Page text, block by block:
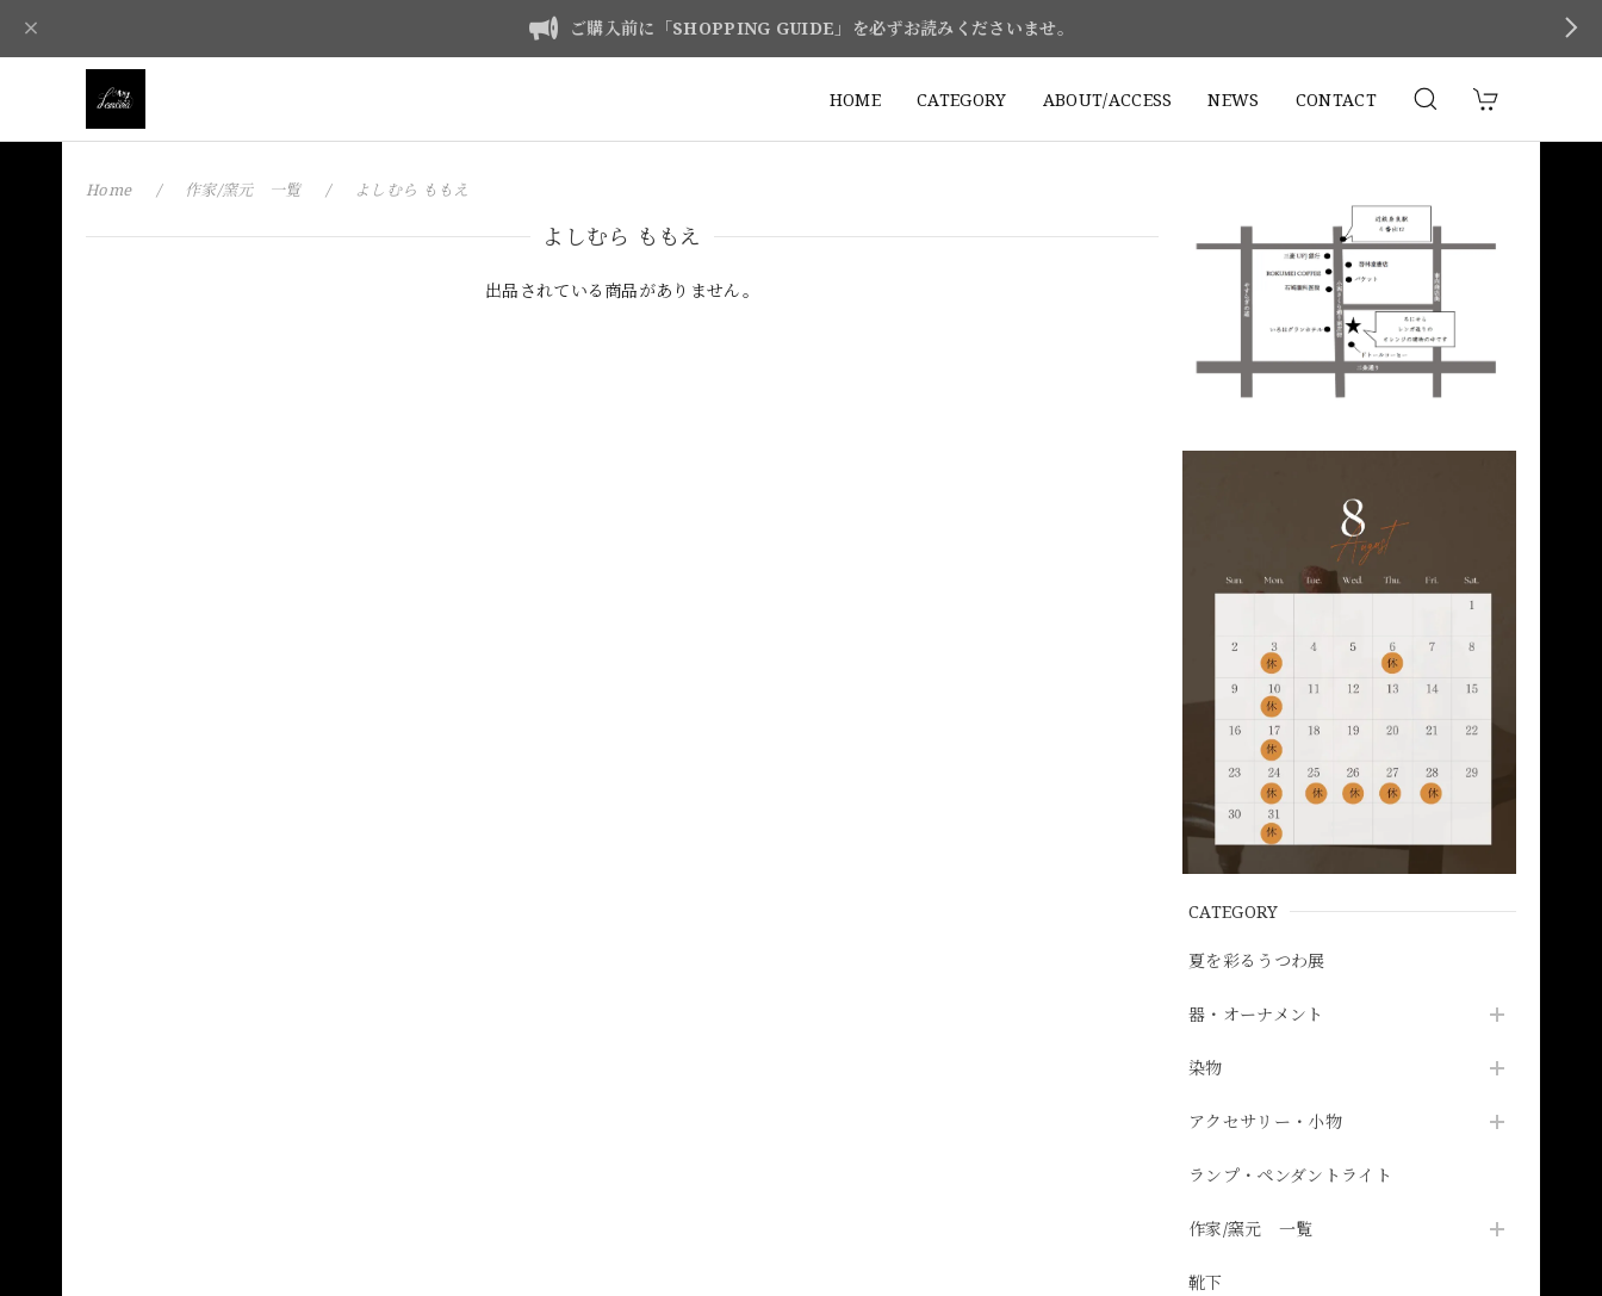
ご購入前に「SHOPPING GUIDE」を必ずお読みくださいませ。
HOME CATEGORY ABOUT/ACCESS NEWS CONTACT
CATEGORY
夏を彩るうつわ展
器・オーナメント
染物
アクセサリー・小物
ランプ・ペンダントライト
作家/窯元 一覧
靴下
Home 作家/窯元 一覧 よしむら ももえ
よしむら ももえ
出品されている商品がありません。